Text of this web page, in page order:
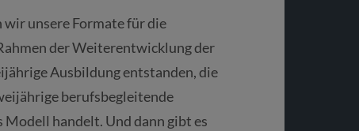
wir unsere Formate für die
der Weiterentwicklung der
Ausbildung entstanden, die
berufsbegleitende
Modell handelt. Und dann gibt es